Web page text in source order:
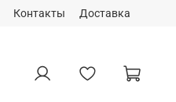
Контакты Доставка